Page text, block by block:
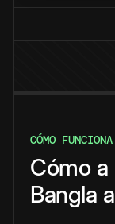
CÓMO FUNCIONA
Cómo a
Bangla a